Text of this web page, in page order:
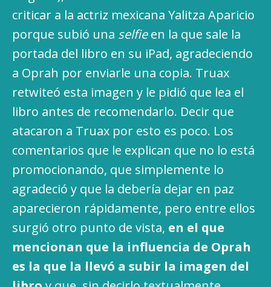
criticar a la actriz mexicana Yalitza Aparicio
porque subió una selfieen la que sale la
portada del libro en su iPad, agradeciendo
a Oprah por enviarle una copia. Truax
retwiteó esta imagen y le pidió que lea el
libro antes de recomendarlo. Decir que
atacaron a Truax por esto es poco. Los
comentarios que le explican que no lo está
promocionando, que simplemente lo
agradeció y que la debería dejar en paz
aparecieron rápidamente, pero entre ellos
surgió otro punto de vista, en el que
mencionan que la influencia de Oprah
es la que la llevó a subir la imagen del